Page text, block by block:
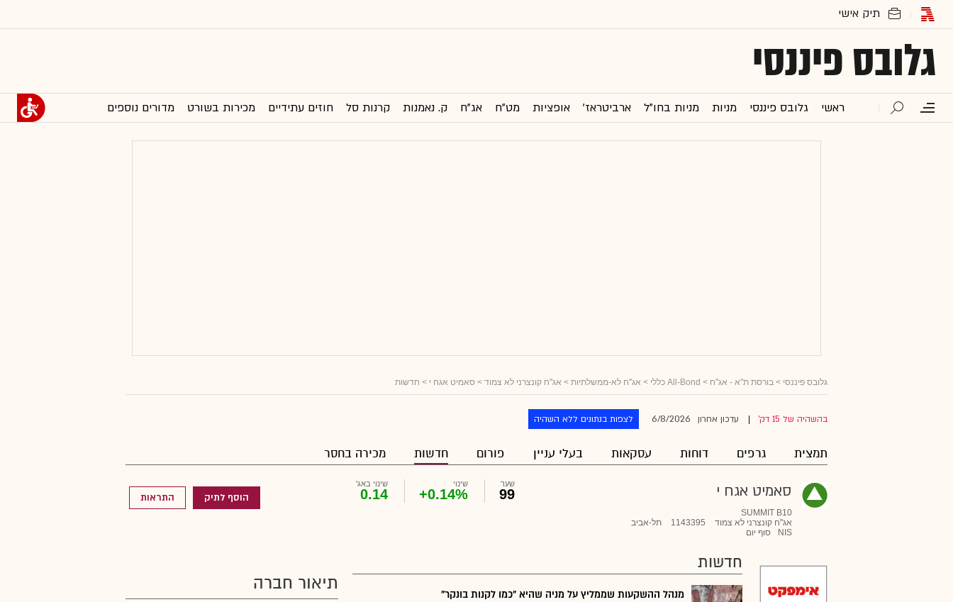
גלובס פיננסי
ראשי גלובס פיננסי מניות מניות בחו"ל ארביטראז' אופציות מט"ח אג"ח ק. נאמנות קרנות סל חוזים עתידיים מכירות בשורט מדורים נוספים
גלובס פיננסי > בורסת ת"א - אג"ח > All-Bond כללי > אג"ח לא-ממשלתיות > אג"ח קונצרני לא צמוד > סאמיט אגח י > חדשות
בהשהיה של 15 דק' עדכון אחרון 6/8/2026 לצפות בנתונים ללא השהיה
תמצית גרפים דוחות עסקאות בעלי עניין פורום חדשות מכירה בחסר
סאמיט אגח י
SUMMIT B10
אג"ח קונצרני לא צמוד
1143395
תל-אביב
NIS
סוף יום
שער
99
שינוי
+0.14%
שינוי באג'
0.14 הוסף לתיק התראות
חדשות
מנהל ההשקעות שממליץ על מניה שהיא "כמו לקנות בונקר"
תיאור חברה